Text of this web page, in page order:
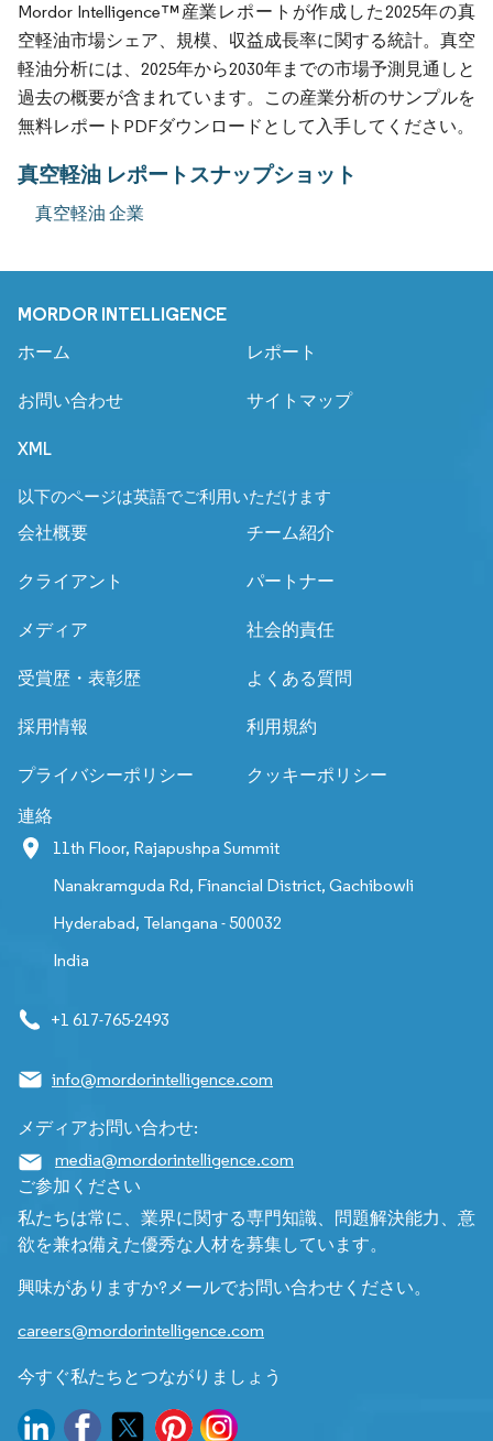
Mordor Intelligence™産業レポートが作成した2025年の真
空軽油市場シェア、規模、収益成長率に関する統計。真空
軽油分析には、2025年から2030年までの市場予測見通しと
過去の概要が含まれています。この産業分析のサンプルを
無料レポートPDFダウンロードとして入手してください。
真空軽油 レポートスナップショット
真空軽油 企業
MORDOR INTELLIGENCE
ホーム レポート
お問い合わせ サイトマップ
XML
以下のページは英語でご利用いただけます
会社概要
チーム紹介
クライアント パートナー
メディア 社会的責任
受賞歴・表彰歴 よくある質問
採用情報 利用規約
プライバシーポリシー クッキーポリシー
連絡
11th Floor, Rajapushpa Summit
Nanakramguda Rd, Financial District, Gachibowli
Hyderabad, Telangana - 500032
India
+1 617-765-2493
info@mordorintelligence.com
メディアお問い合わせ:
media@mordorintelligence.com
ご参加ください
私たちは常に、業界に関する専門知識、問題解決能力、意
欲を兼ね備えた優秀な人材を募集しています。
興味がありますか?メールでお問い合わせください。
careers@mordorintelligence.com
今すぐ私たちとつながりましょう